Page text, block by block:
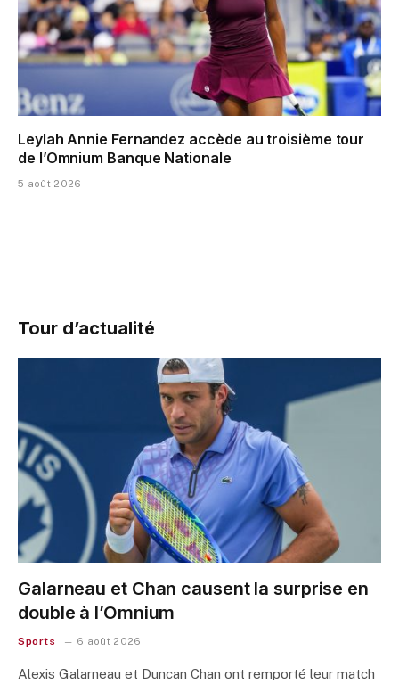
Leylah Annie Fernandez accède au troisième tour
de l’Omnium Banque Nationale
5 août 2026
Tour d’actualité
Galarneau et Chan causent la surprise en
double à l’Omnium
Sports 6 août 2026
Alexis Galarneau et Duncan Chan ont remporté leur match